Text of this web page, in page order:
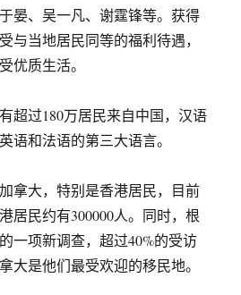
晏、吴一凡、谢霆锋等。获得
与当地居民同等的福利待遇，
优质生活。
过180万居民来自中国，汉语
语和法语的第三大语言。
大，特别是香港居民，目前
居民约有300000人。同时，根
一项新调查，超过40%的受访
大是他们最受欢迎的移民地。